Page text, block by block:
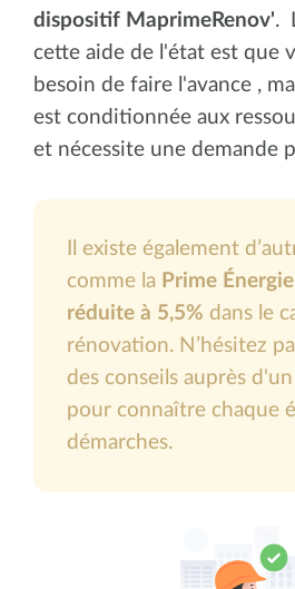
dispositif MaprimeRenov'.
cette aide de l'état est que
besoin de faire l'avance ,
est conditionnée aux
et nécessite une demande
Il existe également
comme la Prime Énergie
réduite à 5,5% dans le
rénovation. N’hésitez
des conseils auprès
pour connaître chaque
démarches.